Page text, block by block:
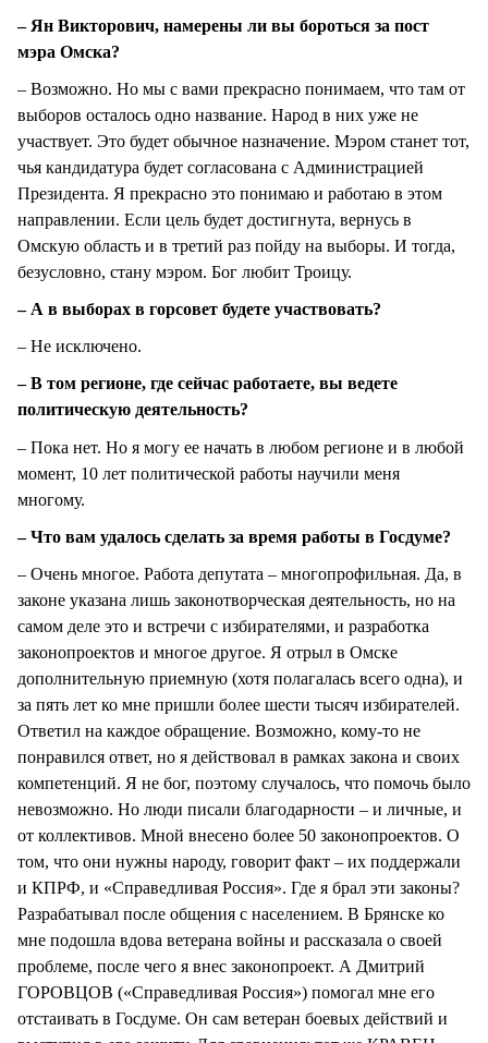
– Ян Викторович, намерены ли вы бороться за пост
мэра Омска?
– Возможно. Но мы с вами прекрасно понимаем, что там от
выборов осталось одно название. Народ в них уже не
участвует. Это будет обычное назначение. Мэром станет тот,
чья кандидатура будет согласована с Администрацией
Президента. Я прекрасно это понимаю и работаю в этом
направлении. Если цель будет достигнута, вернусь в
Омскую область и в третий раз пойду на выборы. И тогда,
безусловно, стану мэром. Бог любит Троицу.
– А в выборах в горсовет будете участвовать?
– Не исключено.
– В том регионе, где сейчас работаете, вы ведете
политическую деятельность?
– Пока нет. Но я могу ее начать в любом регионе и в любой
момент, 10 лет политической работы научили меня
многому.
– Что вам удалось сделать за время работы в Госдуме?
– Очень многое. Работа депутата – многопрофильная. Да, в
законе указана лишь законотворческая деятельность, но на
самом деле это и встречи с избирателями, и разработка
законопроектов и многое другое. Я отрыл в Омске
дополнительную приемную (хотя полагалась всего одна), и
за пять лет ко мне пришли более шести тысяч избирателей.
Ответил на каждое обращение. Возможно, кому-то не
понравился ответ, но я действовал в рамках закона и своих
компетенций. Я не бог, поэтому случалось, что помочь было
невозможно. Но люди писали благодарности – и личные, и
от коллективов. Мной внесено более 50 законопроектов. О
том, что они нужны народу, говорит факт – их поддержали
и КПРФ, и «Справедливая Россия». Где я брал эти законы?
Разрабатывал после общения с населением. В Брянске ко
мне подошла вдова ветерана войны и рассказала о своей
проблеме, после чего я внес законопроект. А Дмитрий
ГОРОВЦОВ («Справедливая Россия») помогал мне его
отстаивать в Госдуме. Он сам ветеран боевых действий и